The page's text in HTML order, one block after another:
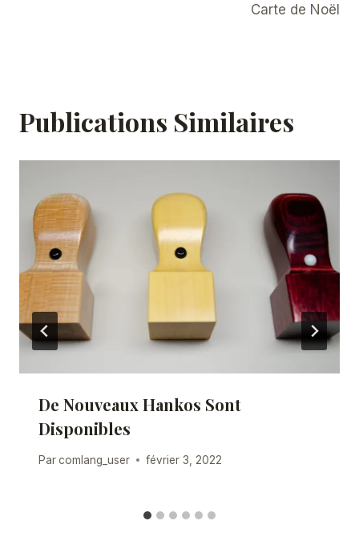
Carte de Noël
Publications Similaires
De Nouveaux Hankos Sont
Disponibles
Parcomlang_user février 3, 2022